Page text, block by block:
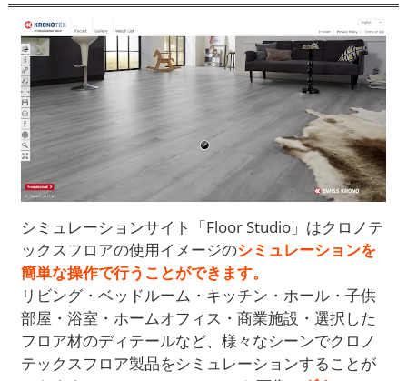
シミュレーションサイト「Floor Studio」はクロノテ
ックスフロアの使用イメージのシミュレーションを
簡単な操作で行うことができます。
リビング・ベッドルーム・キッチン・ホール・子供
部屋・浴室・ホームオフィス・商業施設・選択した
フロア材のディテールなど、様々なシーンでクロノ
テックスフロア製品をシミュレーションすることが